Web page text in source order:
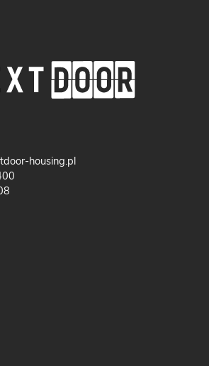
housing.pl